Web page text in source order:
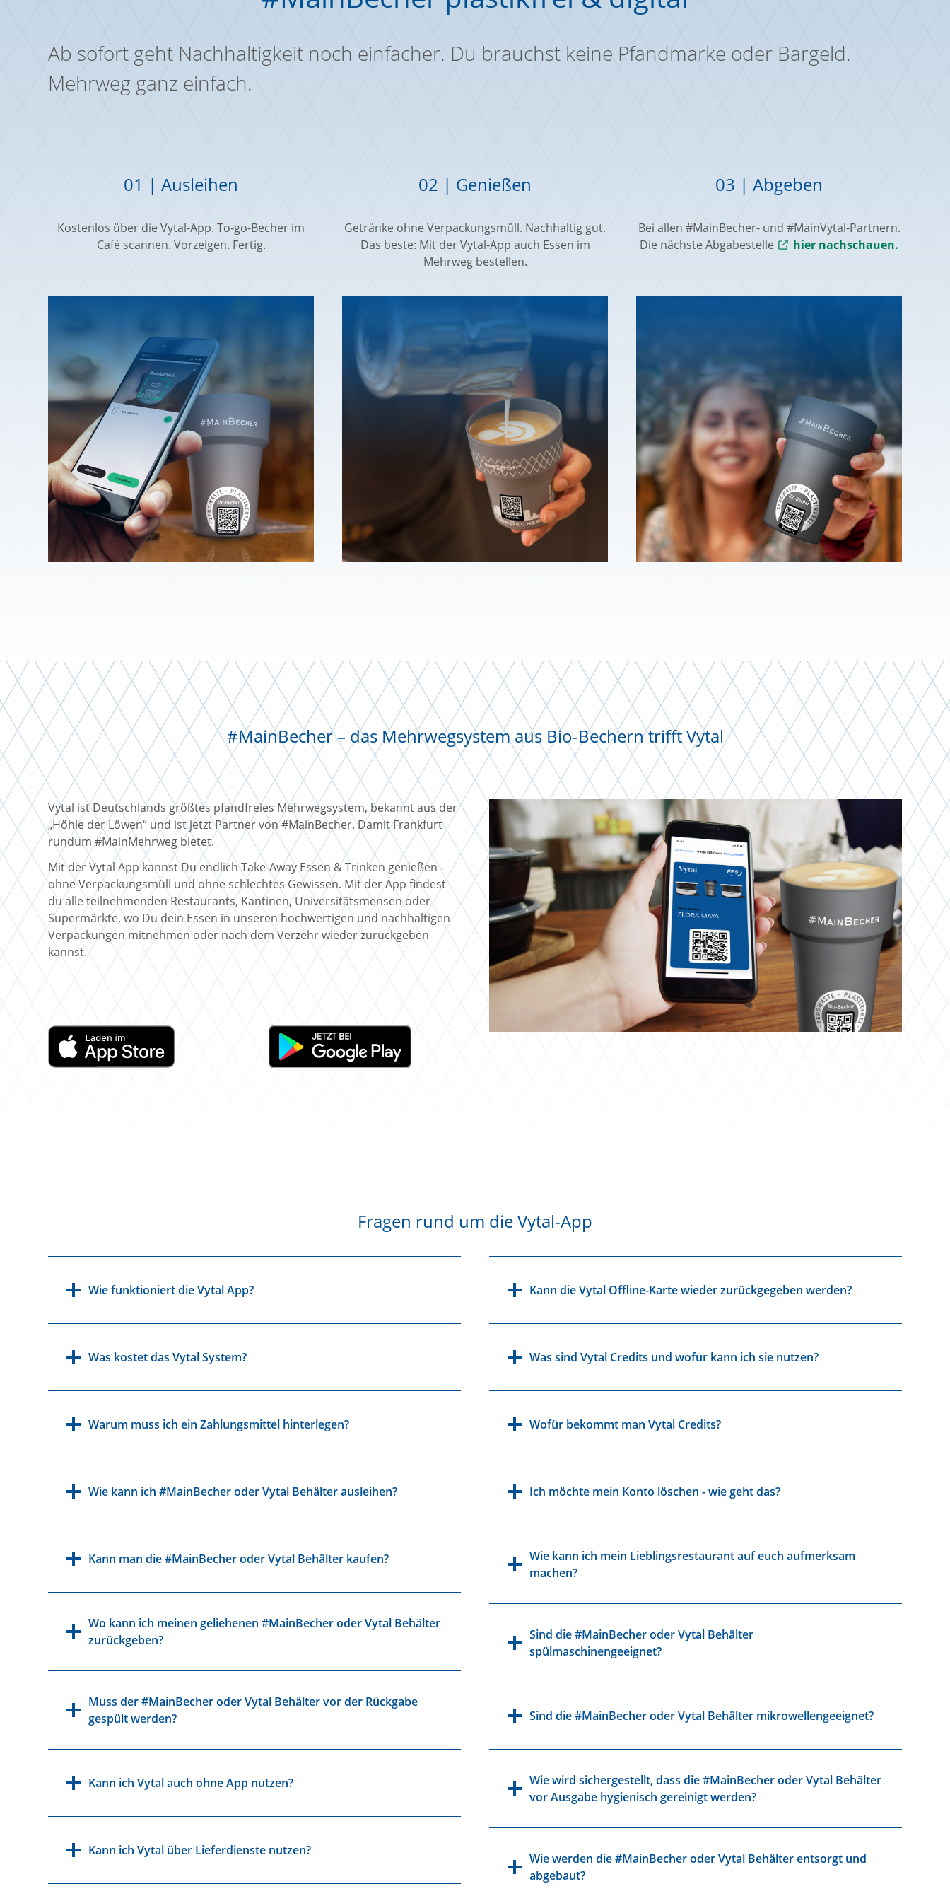
Ab sofort geht Nachhaltigkeit noch einfacher. Du brauchst keine Pfandmarke oder Bargeld.
Mehrweg ganz einfach.
01 | Ausleihen
Kostenlos über die Vytal-App. To-go-Becher im
Café scannen. Vorzeigen. Fertig.
02 | Genießen
Getränke ohne Verpackungsmüll. Nachhaltig gut.
Das beste: Mit der Vytal-App auch Essen im
Mehrweg bestellen.
03 | Abgeben
Bei allen #MainBecher- und #MainVytal-Partnern.
Die nächste Abgabestelle Externer Link zu
hier nachschauen.
#MainBecher – das Mehrwegsystem aus Bio-Bechern trifft Vytal
Vytal ist Deutschlands größtes pfandfreies Mehrwegsystem, bekannt aus der
„Höhle der Löwen“ und ist jetzt Partner von #MainBecher. Damit Frankfurt
rundum #MainMehrweg bietet.
Mit der Vytal App kannst Du endlich Take-Away Essen & Trinken genießen -
ohne Verpackungsmüll und ohne schlechtes Gewissen. Mit der App findest
du alle teilnehmenden Restaurants, Kantinen, Universitätsmensen oder
Supermärkte, wo Du dein Essen in unseren hochwertigen und nachhaltigen
Verpackungen mitnehmen oder nach dem Verzehr wieder zurückgeben
kannst.
Externer Link zu Externer Link zu
Fragen rund um die Vytal-App
Wie funktioniert die Vytal App?
Was kostet das Vytal System?
Warum muss ich ein Zahlungsmittel hinterlegen?
Wie kann ich #MainBecher oder Vytal Behälter ausleihen?
Kann man die #MainBecher oder Vytal Behälter kaufen?
Wo kann ich meinen geliehenen #MainBecher oder Vytal Behälter
zurückgeben?
Muss der #MainBecher oder Vytal Behälter vor der Rückgabe
gespült werden?
Kann ich Vytal auch ohne App nutzen?
Kann ich Vytal über Lieferdienste nutzen?
Kann die Vytal Offline-Karte wieder zurückgegeben werden?
Was sind Vytal Credits und wofür kann ich sie nutzen?
Wofür bekommt man Vytal Credits?
Ich möchte mein Konto löschen - wie geht das?
Wie kann ich mein Lieblingsrestaurant auf euch aufmerksam
machen?
Sind die #MainBecher oder Vytal Behälter
spülmaschinengeeignet?
Sind die #MainBecher oder Vytal Behälter mikrowellengeeignet?
Wie wird sichergestellt, dass die #MainBecher oder Vytal Behälter
vor Ausgabe hygienisch gereinigt werden?
Wie werden die #MainBecher oder Vytal Behälter entsorgt und
abgebaut?